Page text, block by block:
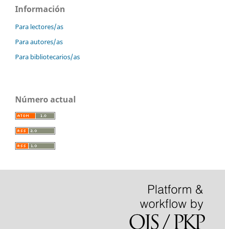
Información
Para lectores/as
Para autores/as
Para bibliotecarios/as
Número actual